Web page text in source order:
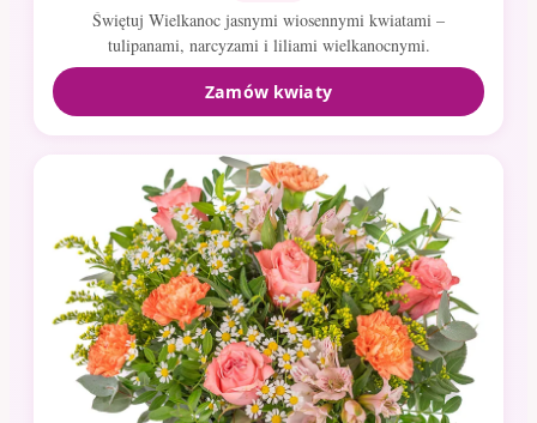
Świętuj Wielkanoc jasnymi wiosennymi kwiatami –
tulipanami, narcyzami i liliami wielkanocnymi.
Zamów kwiaty